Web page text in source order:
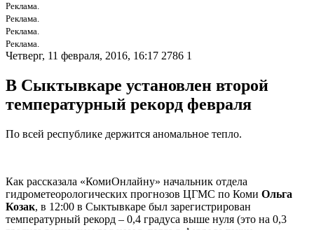
Реклама.
Реклама.
Реклама.
Реклама.
Четверг, 11 февраля, 2016, 16:17 2786 1
В Сыктывкаре установлен второй
температурный рекорд февраля
По всей республике держится аномальное тепло.
Как рассказала «КомиОнлайну» начальник отдела
гидрометеорологических прогнозов ЦГМС по Коми Ольга
Козак, в 12:00 в Сыктывкаре был зарегистрирован
температурный рекорд – 0,4 градуса выше нуля (это на 0,3